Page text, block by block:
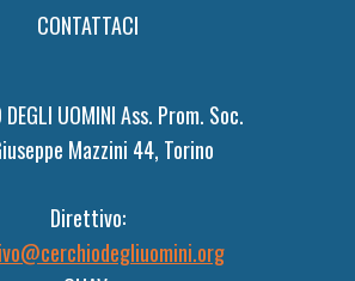
CONTATTACI
DEGLI UOMINI Ass. Prom. Soc.
Mazzini 44, Torino
Direttivo: